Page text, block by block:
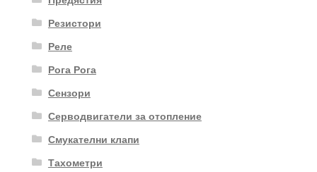
Резистори
Реле
Рога Рога
Сензори
Серводвигатели за отопление
Смукателни клапи
Тахометри